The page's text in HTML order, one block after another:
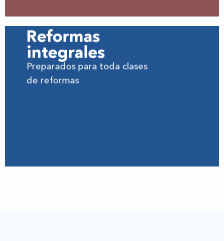
Reformas
integrales
Preparados para toda clases
de reformas